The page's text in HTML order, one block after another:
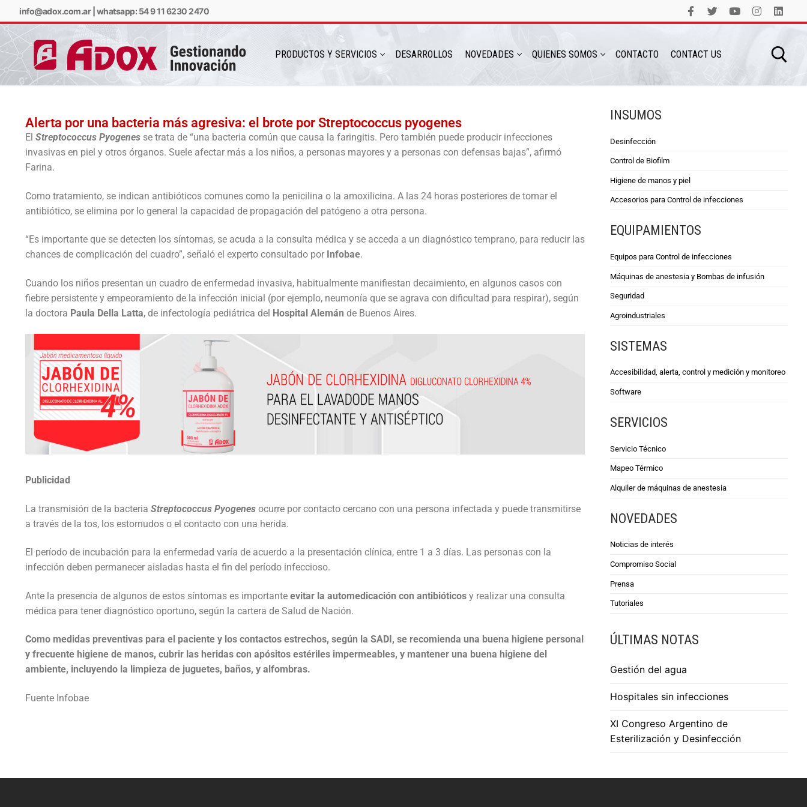
info@adox.com.ar| whatsapp: 54 9 11 6230 2470
PRODUCTOS Y SERVICIOS DESARROLLOS NOVEDADES QUIENES SOMOS CONTACTO CONTACT US
info@adox.com.ar whatsapp: 54 9 11 6230 2470
INSUMOS
Higiene de manos y piel
Desinfección
Detergentes
Control de Biofilm
Accesorios
EQUIPAMIENTOS
Equipos para Control de infecciones
Máquinas de anestesia y Bombas de infusión
Seguridad
Agroindustriales
SISTEMAS
Accesibilidad, alerta, control, medición y monitoreo
Software
SERVICIOS
Servicio técnico
Mapeo Térmico ::: NUEVO :::
Alquiler de máquinas de anestesia
DESARROLLOS
NOVEDADES
Videos institucionales
Videos de productos
Webinars
Tutoriales
Noticias de interés
Compromiso Social
Prensa
Quiénes Somos
Responsabilidad Social Empresaria
Premios
Contact us
Alerta por una bacteria más agresiva: el brote por Streptococcus pyogenes
El Streptococcus Pyogenes se trata de “una bacteria común que causa la faringitis. Pero también puede producir infecciones
invasivas en piel y otros órganos. Suele afectar más a los niños, a personas mayores y a personas con defensas bajas”, afirmó
Farina.
Como tratamiento, se indican antibióticos comunes como la penicilina o la amoxilicina. A las 24 horas posteriores de tomar el
antibiótico, se elimina por lo general la capacidad de propagación del patógeno a otra persona.
“Es importante que se detecten los síntomas, se acuda a la consulta médica y se acceda a un diagnóstico temprano, para reducir las
chances de complicación del cuadro”, señaló el experto consultado por Infobae.
Cuando los niños presentan un cuadro de enfermedad invasiva, habitualmente manifiestan decaimiento, en algunos casos con
fiebre persistente y empeoramiento de la infección inicial (por ejemplo, neumonía que se agrava con dificultad para respirar), según
la doctora Paula Della Latta, de infectología pediátrica del Hospital Alemán de Buenos Aires.
Publicidad
La transmisión de la bacteria Streptococcus Pyogenes ocurre por contacto cercano con una persona infectada y puede transmitirse
a través de la tos, los estornudos o el contacto con una herida.
El período de incubación para la enfermedad varía de acuerdo a la presentación clínica, entre 1 a 3 días. Las personas con la
infección deben permanecer aisladas hasta el fin del período infeccioso.
Ante la presencia de algunos de estos síntomas es importante evitar la automedicación con antibióticos y realizar una consulta
médica para tener diagnóstico oportuno, según la cartera de Salud de Nación.
Como medidas preventivas para el paciente y los contactos estrechos, según la SADI, se recomienda una buena higiene personal
y frecuente higiene de manos, cubrir las heridas con apósitos estériles impermeables, y mantener una buena higiene del
ambiente, incluyendo la limpieza de juguetes, baños, y alfombras.
Fuente Infobae
INSUMOS
Desinfección
Control de Biofilm
Higiene de manos y piel
Accesorios para Control de infecciones
EQUIPAMIENTOS
Equipos para Control de infecciones
Máquinas de anestesia y Bombas de infusión
Seguridad
Agroindustriales
SISTEMAS
Accesibilidad, alerta, control y medición y monitoreo
Software
SERVICIOS
Servicio Técnico
Mapeo Térmico
Alquiler de máquinas de anestesia
NOVEDADES
Noticias de interés
Compromiso Social
Prensa
Tutoriales
ÚLTIMAS NOTAS
Gestión del agua
Hospitales sin infecciones
XI Congreso Argentino de
Esterilización y Desinfección